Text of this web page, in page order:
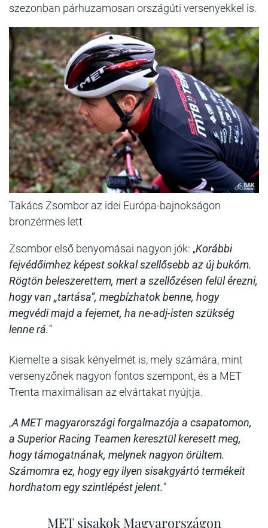
szezonban párhuzamosan országúti versenyekkel is.
Takács Zsombor az idei Európa-bajnokságon
bronzérmes lett
Zsombor első benyomásai nagyon jók: „Korábbi
fejvédőimhez képest sokkal szellősebb az új bukóm.
Rögtön beleszerettem, mert a szellőzésen felül érezni,
hogy van „tartása”, megbízhatok benne, hogy
megvédi majd a fejemet, ha ne-adj-isten szükség
lenne rá.”
Kiemelte a sisak kényelmét is, mely számára, mint
versenyzőnek nagyon fontos szempont, és a MET
Trenta maximálisan az elvártakat nyújtja.
„A MET magyarországi forgalmazója a csapatomon,
a Superior Racing Teamen keresztül keresett meg,
hogy támogatnának, melynek nagyon örültem.
Számomra ez, hogy egy ilyen sisakgyártó termékeit
hordhatom egy szintlépést jelent.”
MET sisakok Magyarországon